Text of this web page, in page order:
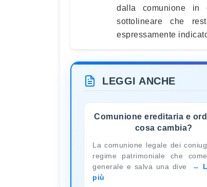
dalla comunione in
sottolineare che
espressamente
LEGGI ANCHE
Comunione ereditaria e
cosa cambia?
La comunione legale dei
regime patrimoniale che
generale e salva una dive
più